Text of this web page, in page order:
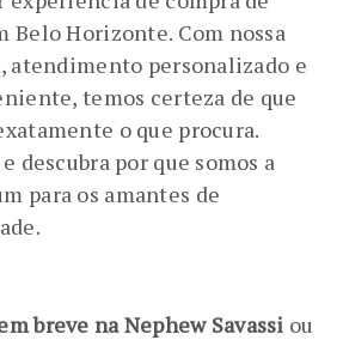
Belo Horizonte. Com nossa
atendimento personalizado e
temos certeza de que
o que procura.
descubra por que somos a
para os amantes de
breve na Nephew Savassi ou